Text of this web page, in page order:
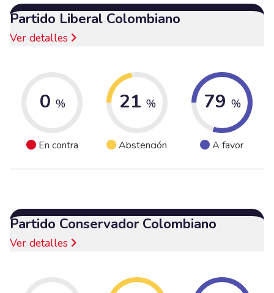
Partido Liberal Colombiano
Ver detalles
0 %
En contra
21 %
Abstención
79 %
A favor
Partido Conservador Colombiano
Ver detalles